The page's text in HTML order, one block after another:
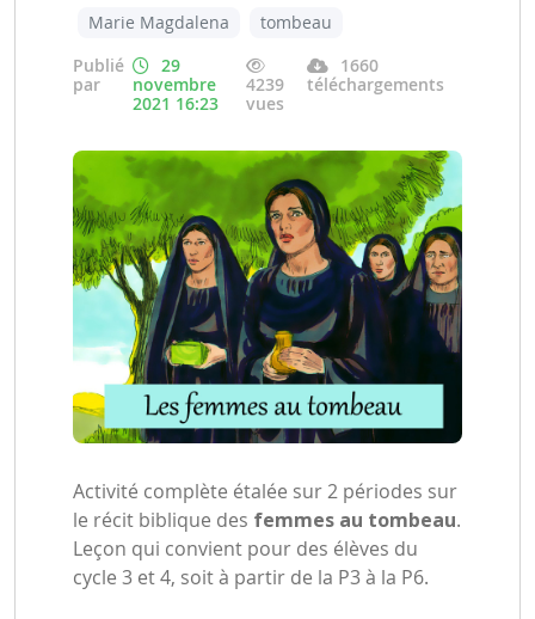
Marie Magdalena
tombeau
Publié
par
29
novembre
2021 16:23
4239
vues
1660
téléchargements
Activité complète étalée sur 2 périodes sur
le récit biblique des femmes au tombeau.
Leçon qui convient pour des élèves du
cycle 3 et 4, soit à partir de la P3 à la P6.